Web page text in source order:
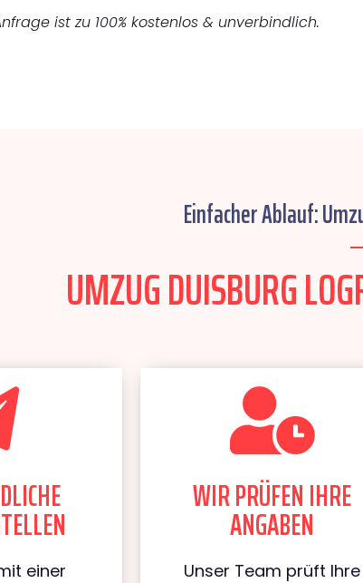
ist zu 100% kostenlos & unverbindlich.
Einfacher Ablauf:
UMZUG DUISBURG
einer
WIR PRÜFEN IHRE
ANGABEN
Unser Team prüft Ihre